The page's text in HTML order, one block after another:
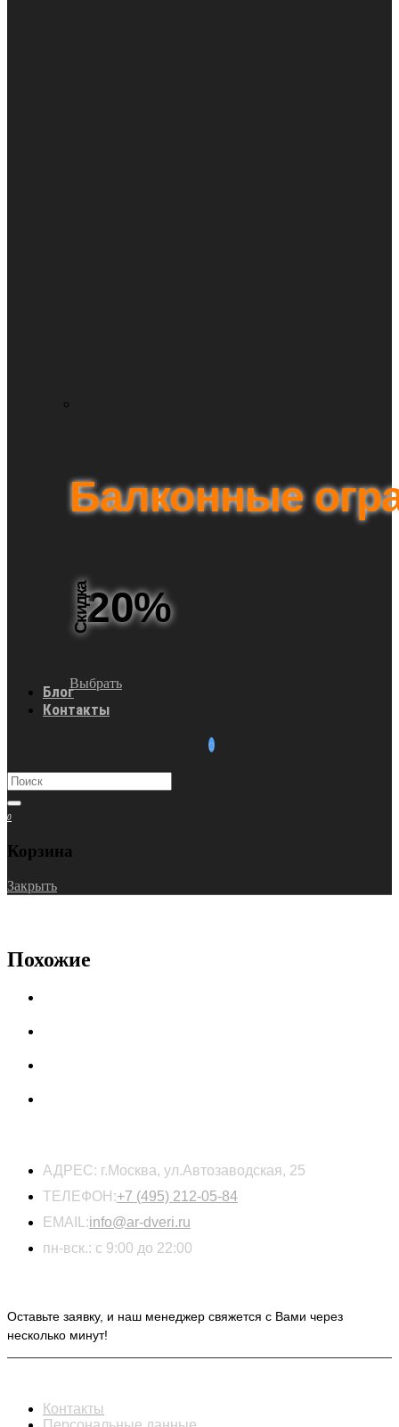
Балконные
Скидка20%
Выбрать
Блог
Контакты
0
Корзина
Закрыть
Похожие
АДРЕС: г.Москва, ул.Автозаводская, 25
ТЕЛЕФОН:+7 (495) 212-05-84
EMAIL:info@ar-dveri.ru
пн-вск.: с 9:00 до 22:00
Оставьте заявку, и наш менеджер свяжется с Вами через
несколько минут!
Контакты